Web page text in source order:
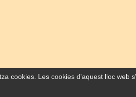
cookies. Les cookies d'aquest lloc web